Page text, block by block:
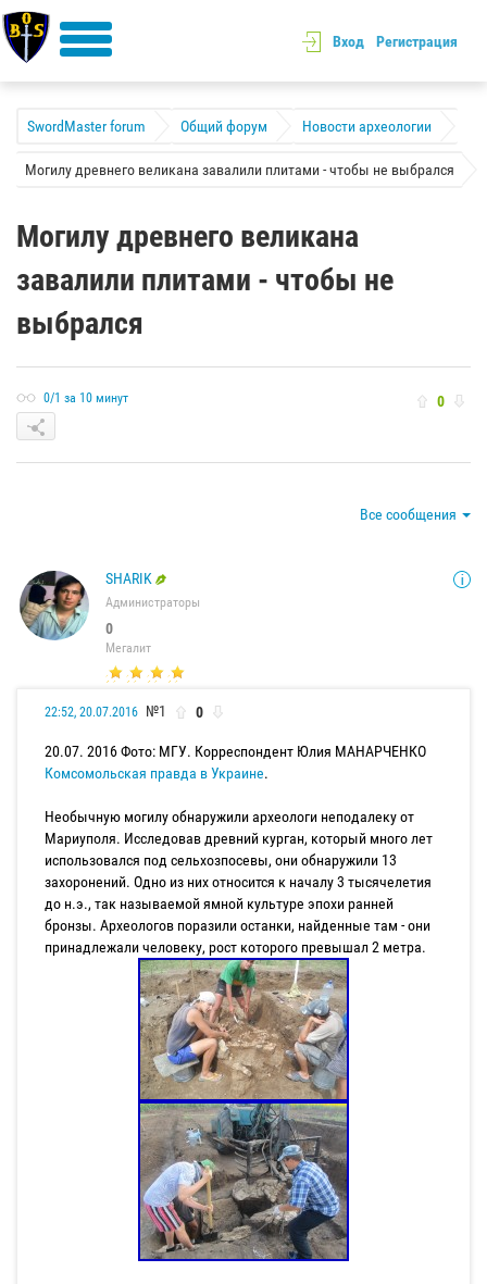
Вход Регистрация
SwordMaster forum Общий форум Новости археологии
Могилу древнего великана завалили плитами - чтобы не выбрался
Могилу древнего великана
завалили плитами - чтобы не
выбрался
0/1 за 10 минут 0
Все сообщения
SHARIK
Администраторы
0
Мегалит
22:52, 20.07.2016 №1 0
20.07. 2016 Фото: МГУ. Корреспондент Юлия МАНАРЧЕНКО
Комсомольская правда в Украине.
Необычную могилу обнаружили археологи неподалеку от
Мариуполя. Исследовав древний курган, который много лет
использовался под сельхозпосевы, они обнаружили 13
захоронений. Одно из них относится к началу 3 тысячелетия
до н.э., так называемой ямной культуре эпохи ранней
бронзы. Археологов поразили останки, найденные там - они
принадлежали человеку, рост которого превышал 2 метра.